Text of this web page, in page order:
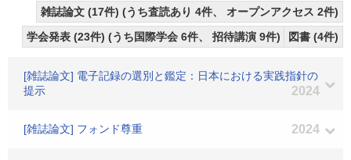
雑誌論文 (17件) (うち査読あり 4件、 オープンアクセス 2件)
学会発表 (23件) (うち国際学会 6件、 招待講演 9件)
図書 (4件)
[雑誌論文] 電子記録の選別と鑑定：日本における実践指針の
提示
2024
[雑誌論文] フォンド尊重 2024